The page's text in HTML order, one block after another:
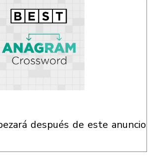
después de este anuncio